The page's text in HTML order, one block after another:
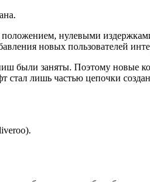
нулевыми
новых пользователей
были заняты. Поэтому новые
стал лишь частью цепочки